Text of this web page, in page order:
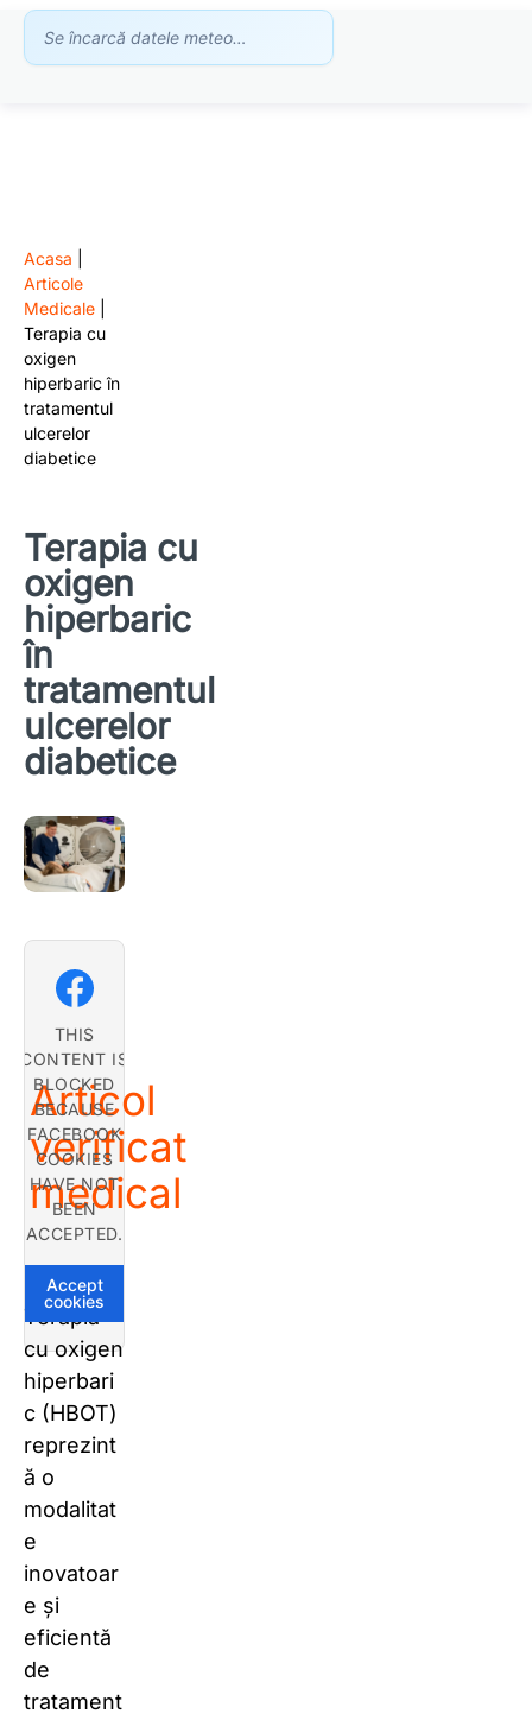
Se încarcă datele meteo…
Acasa
Articole
Medicale
Terapia cu
oxigen
hiperbaric în
tratamentul
ulcerelor
diabetice
Terapia cu
oxigen
hiperbaric
în
tratamentul
ulcerelor
diabetice
THIS
CONTENT IS
BLOCKED
BECAUSE
FACEBOOK
COOKIES
HAVE NOT
BEEN
ACCEPTED.
Accept
cookies
FACEBOOK
Articol
verificat
medical
Terapia
cu oxigen
hiperbari
c (HBOT)
reprezint
ă o
modalitat
e
inovatoar
e și
eficientă
de
tratament